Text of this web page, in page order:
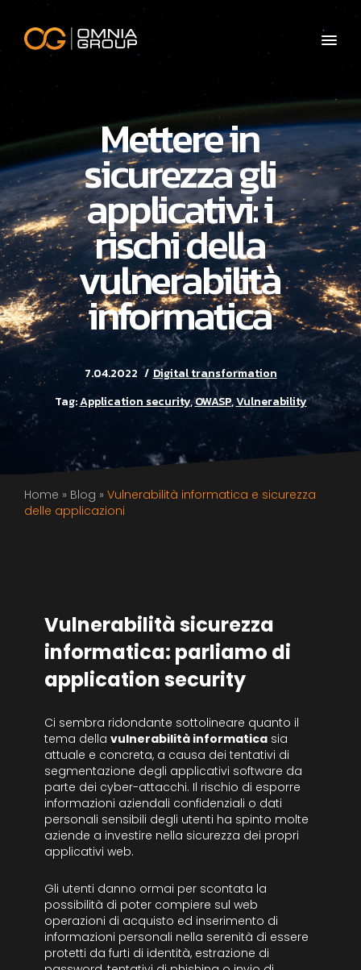
Mettere in
sicurezza gli
applicativi: i
rischi della
vulnerabilità
informatica
7.04.2022
Digital transformation
Tag:Application security,OWASP,Vulnerability
Home » Blog » Vulnerabilità informatica e sicurezza
delle applicazioni
Vulnerabilità sicurezza
informatica: parliamo di
application security
Ci sembra ridondante sottolineare quanto il
tema della vulnerabilità informatica sia
attuale e concreta, a causa dei tentativi di
segmentazione degli applicativi software da
parte dei cyber-attacchi. Il rischio di esporre
informazioni aziendali confidenziali o dati
personali sensibili degli utenti ha spinto molte
aziende a investire nella sicurezza dei propri
applicativi web.
Gli utenti danno ormai per scontata la
possibilità di poter compiere sul web
operazioni di acquisto ed inserimento di
informazioni personali nella serenità di essere
protetti da furti di identità, estrazione di